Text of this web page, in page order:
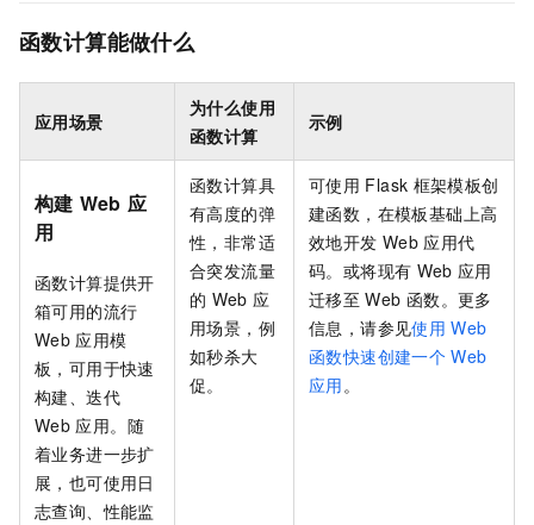
函数计算能做什么
应用场景
为什么使用
函数计算
示例
构建 Web 应
用
函数计算提供开
箱可用的流行
Web 应用模
板，可用于快速
构建、迭代
Web 应用。随
着业务进一步扩
展，也可使用日
志查询、性能监
函数计算具
有高度的弹
性，非常适
合突发流量
的 Web 应
用场景，例
如秒杀大
促。
可使用 Flask 框架模板创
建函数，在模板基础上高
效地开发 Web 应用代
码。或将现有 Web 应用
迁移至 Web 函数。更多
信息，请参见使用 Web
函数快速创建一个 Web
应用。